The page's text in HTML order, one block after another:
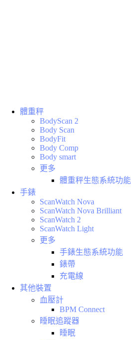
體重秤
BodyScan 2
Body Scan
BodyFit
Body Comp
Body smart
更多
體重秤生態系統功能
手錶
ScanWatch Nova
ScanWatch Nova Brilliant
ScanWatch 2
ScanWatch Light
更多
手錶生態系統功能
錶帶
充電線
其他裝置
血壓計
BPM Connect
睡眠追蹤器
睡眠